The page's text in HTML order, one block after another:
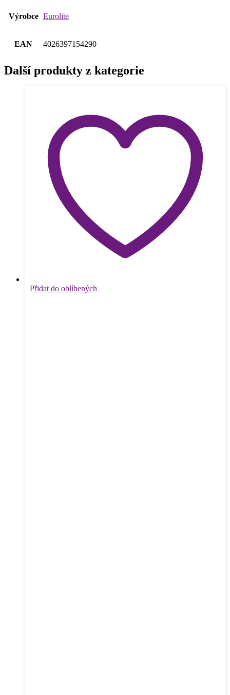
Výrobce Eurolite
EAN 4026397154290
Další produkty z kategorie
Přidat do oblíbených